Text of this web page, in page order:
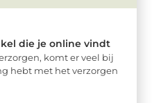
die je online vindt
komt er veel bij
hebt met het verzorgen